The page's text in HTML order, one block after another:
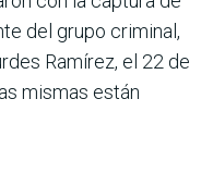
del grupo criminal,
Ramírez, el 22 de
mismas están